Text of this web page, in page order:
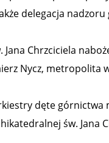
delegacja nadzoru
Chrzciciela
Nycz, metropolita
dęte górnictwa
św. Jana